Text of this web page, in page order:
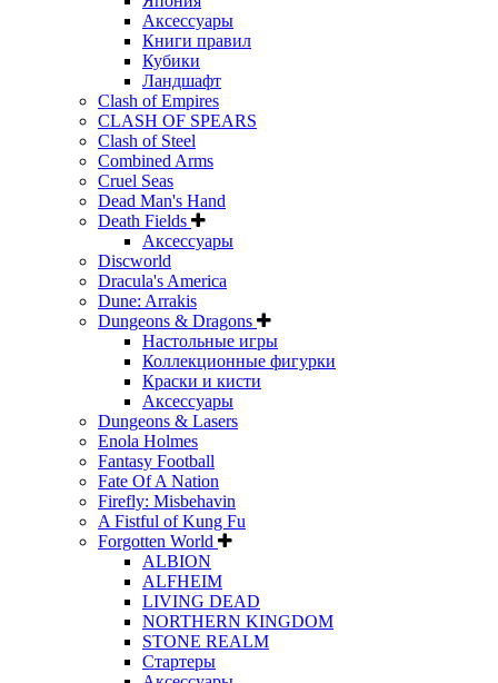
Аксессуары
Книги правил
Кубики
Ландшафт
Clash of Empires
CLASH OF SPEARS
Clash of Steel
Combined Arms
Cruel Seas
Dead Man's Hand
Death Fields
Аксессуары
Discworld
Dracula's America
Dune: Arrakis
Dungeons & Dragons
Настольные игры
Коллекционные фигурки
Краски и кисти
Аксессуары
Dungeons & Lasers
Enola Holmes
Fantasy Football
Fate Of A Nation
Firefly: Misbehavin
A Fistful of Kung Fu
Forgotten World
ALBION
ALFHEIM
LIVING DEAD
NORTHERN KINGDOM
STONE REALM
Стартеры